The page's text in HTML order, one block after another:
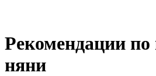
Рекомендации по
няни